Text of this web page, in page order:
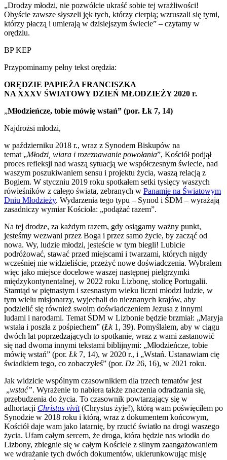
„Drodzy młodzi, nie pozwólcie ukraść sobie tej wrażliwości!
Obyście zawsze słyszeli jęk tych, którzy cierpią; wzruszali się tymi,
którzy płaczą i umierają w dzisiejszym świecie” – czytamy w
orędziu.
BP KEP
Przypominamy pełny tekst orędzia:
ORĘDZIE PAPIEŻA FRANCISZKA
NA XXXV ŚWIATOWY DZIEŃ MŁODZIEŻY 2020 r.
„Młodzieńcze, tobie mówię wstań” (por. Łk 7, 14)
Najdrożsi młodzi,
w październiku 2018 r., wraz z Synodem Biskupów na
temat „Młodzi, wiara i rozeznawanie powołania”, Kościół podjął
proces refleksji nad waszą sytuacją we współczesnym świecie, nad
waszym poszukiwaniem sensu i projektu życia, waszą relacją z
Bogiem. W styczniu 2019 roku spotkałem setki tysięcy waszych
rówieśników z całego świata, zebranych w Panamie na Światowym
Dniu Młodzieży. Wydarzenia tego typu – Synod i ŚDM – wyrażają
zasadniczy wymiar Kościoła: „podążać razem”.
Na tej drodze, za każdym razem, gdy osiągamy ważny punkt,
jesteśmy wezwani przez Boga i przez samo życie, by zacząć od
nowa. Wy, ludzie młodzi, jesteście w tym biegli! Lubicie
podróżować, stawać przed miejscami i twarzami, których nigdy
wcześniej nie widzieliście, przeżyć nowe doświadczenia. Wybrałem
więc jako miejsce docelowe waszej następnej pielgrzymki
międzykontynentalnej, w 2022 roku Lizbonę, stolicę Portugalii.
Stamtąd w piętnastym i szesnastym wieku liczni młodzi ludzie, w
tym wielu misjonarzy, wyjechali do nieznanych krajów, aby
podzielić się również swoim doświadczeniem Jezusa z innymi
ludami i narodami. Temat ŚDM w Lizbonie będzie brzmiał: „Maryja
wstała i poszła z pośpiechem” (Łk1, 39). Pomyślałem, aby w ciągu
dwóch lat poprzedzających to spotkanie, wraz z wami zastanowić
się nad dwoma innymi tekstami biblijnymi: „Młodzieńcze, tobie
mówię wstań” (por. Łk 7, 14), w 2020 r., i „Wstań. Ustanawiam cię
świadkiem tego, co zobaczyłeś” (por. Dz 26, 16), w 2021 roku.
Jak widzicie wspólnym czasownikiem dla trzech tematów jest
„wstać”. Wyrażenie to nabiera także znaczenia odradzania się,
przebudzenia do życia. To czasownik powtarzający się w
adhortacji Christus vivit(Chrystus żyje!), którą wam poświęciłem po
Synodzie w 2018 roku i którą, wraz z dokumentem końcowym,
Kościół daje wam jako latarnię, by rzucić światło na drogi waszego
życia. Ufam całym sercem, że droga, która będzie nas wiodła do
Lizbony, zbiegnie się w całym Kościele z silnym zaangażowaniem
we wdrażanie tych dwóch dokumentów, ukierunkowując misję